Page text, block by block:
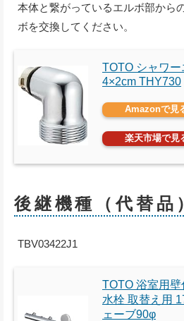
本体と繋がっているエルボ部から
ボを交換してください。
TOTO シャワ
4×2cm THY730
Amazonで見
楽天市場で見
後継機種（代替品
TBV03422J1
TOTO 浴室用
水栓 取替え用
ェーブ90φ